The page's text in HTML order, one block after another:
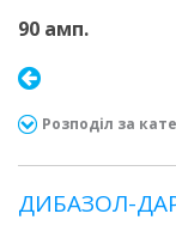
90 амп.
Розподіл за
ДИБАЗОЛ-